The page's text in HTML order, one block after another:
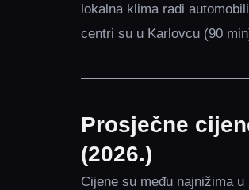
lokalna klima radi
centri su u Karlovcu (90
Prosječne
(2026.)
Cijene su među najnižima